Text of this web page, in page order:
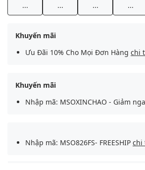
... ... ... ...
Khuyến mãi
Ưu Đãi 10% Cho Mọi Đơn Hàng chi
Khuyến mãi
Nhập mã: MSOXINCHAO - Giảm
Nhập mã: MSO826FS- FREESHIP chi